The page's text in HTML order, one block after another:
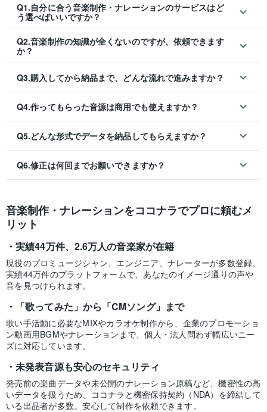
Q1.自分に合う音楽制作・ナレーションのサービスはど
う選べばいいですか？
Q2.音楽制作の知識が全くないのですが、依頼できます
か？
Q3.購入してから納品まで、どんな流れで進みますか？
Q4.作ってもらった音源は商用でも使えますか？
Q5.どんな形式でデータを納品してもらえますか？
Q6.修正は何回までお願いできますか？
音楽制作・ナレーションをココナラでプロに頼むメ
リット
実績44万件、2.6万人の音楽家が在籍
現役のプロミュージシャン、エンジニア、ナレーターが多数登録。
実績44万件のプラットフォームで、あなたのイメージ通りの声や
音を見つけられます。
「歌ってみた」から「CMソング」まで
歌い手活動に必要なMIXやカラオケ制作から、企業のプロモーショ
ン動画用BGMやナレーションまで、個人・法人問わず幅広いニー
ズに対応しています。
未発表音源も安心のセキュリティ
発売前の楽曲データや未公開のナレーション原稿など、機密性の高
いデータを扱うため、ココナラと機密保持契約（NDA）を締結して
いる出品者が多数。安心して制作を依頼できます。